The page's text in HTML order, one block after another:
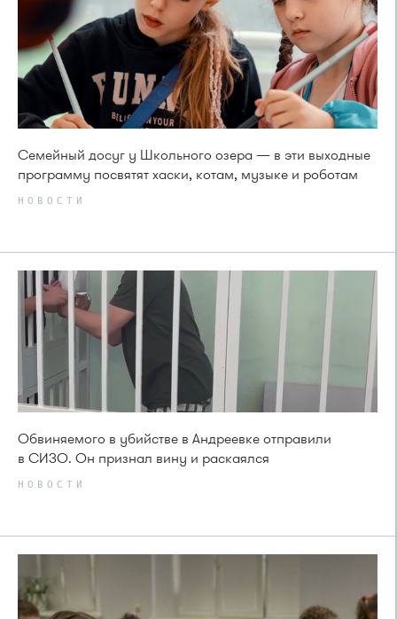
Семейный досуг у Школьного озера — в эти выходные
программу посвятят хаски, котам, музыке и роботам
НОВОСТИ
Обвиняемого в убийстве в Андреевке отправили
в СИЗО. Он признал вину и раскаялся
НОВОСТИ